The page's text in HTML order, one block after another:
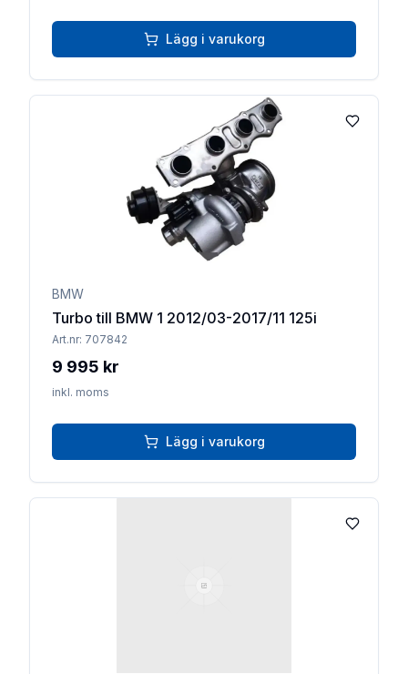
Lägg i varukorg
Lägg till
BMW
Turbo till BMW 1 2012/03-2017/11 125i
Art.nr: 707842
9 995 kr
inkl. moms
Lägg i varukorg
Lägg till